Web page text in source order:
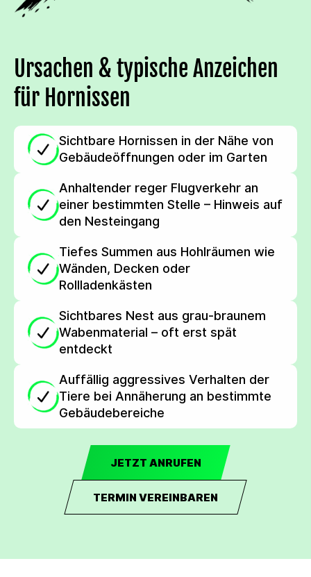
Ursachen & typische Anzeichen
für Hornissen
Sichtbare Hornissen in der Nähe von
Gebäudeöffnungen oder im Garten
Anhaltender reger Flugverkehr an
einer bestimmten Stelle – Hinweis auf
den Nesteingang
Tiefes Summen aus Hohlräumen wie
Wänden, Decken oder
Rollladenkästen
Sichtbares Nest aus grau-braunem
Wabenmaterial – oft erst spät
entdeckt
Auffällig aggressives Verhalten der
Tiere bei Annäherung an bestimmte
Gebäudebereiche
JETZT ANRUFEN
TERMIN VEREINBAREN